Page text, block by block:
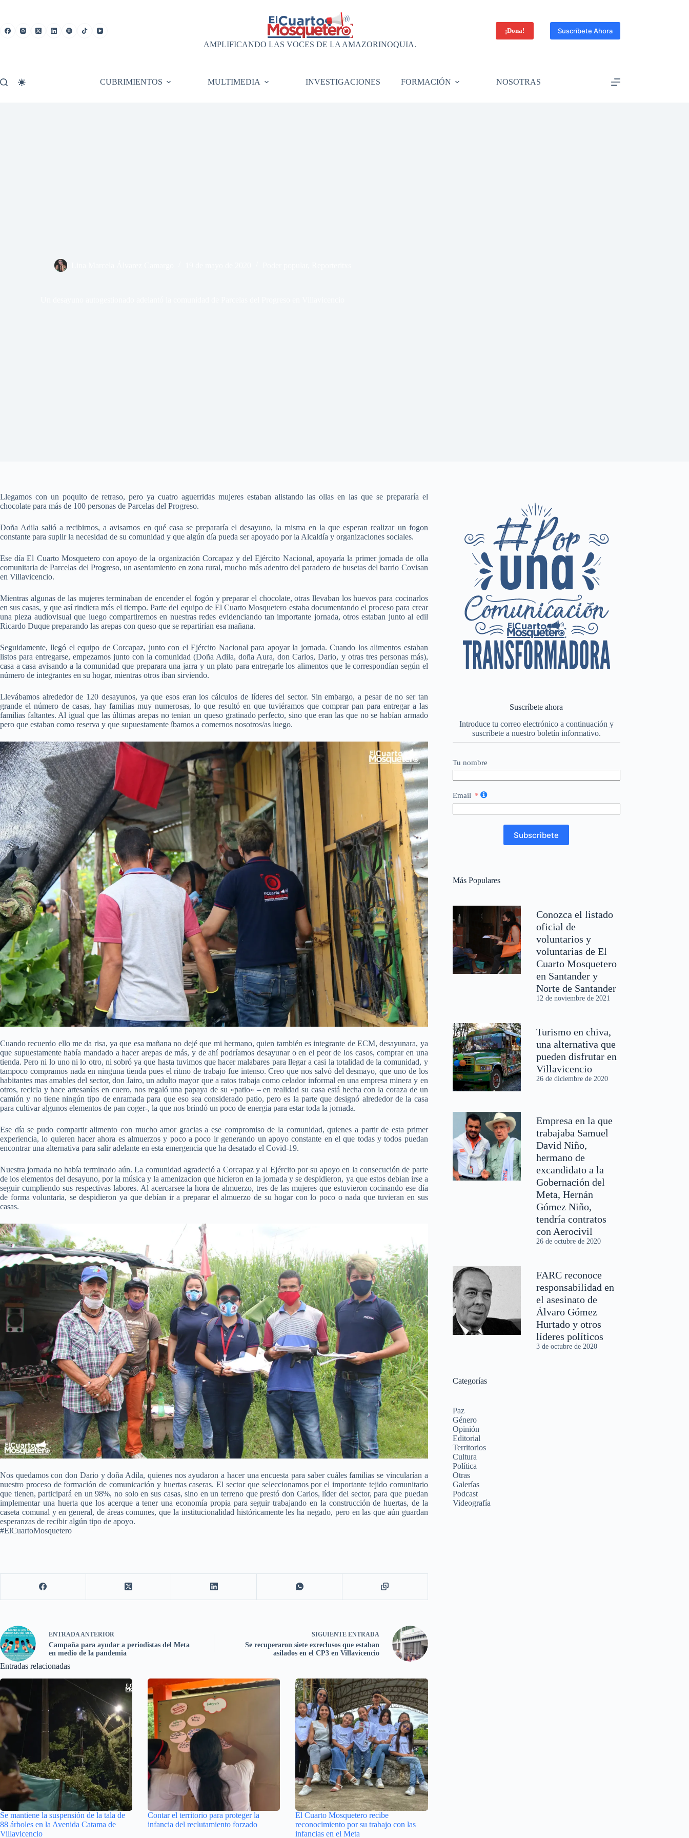
AMPLIFICANDO LAS VOCES DE LA AMAZORINOQUIA.
¡Dona! Suscríbete Ahora
CUBRIMIENTOS MULTIMEDIA INVESTIGACIONES FORMACIÓN NOSOTRAS
Llegamos con un poquito de retraso, pero ya cuatro aguerridas mujeres estaban alistando las ollas en las que se prepararía el
chocolate para más de 100 personas de Parcelas del Progreso.
Doña Adila salió a recibirnos, a avisarnos en qué casa se prepararía el desayuno, la misma en la que esperan realizar un fogon
constante para suplir la necesidad de su comunidad y que algún día pueda ser apoyado por la Alcaldía y organizaciones sociales.
Ese día El Cuarto Mosquetero con apoyo de la organización Corcapaz y del Ejército Nacional, apoyaría la primer jornada de olla
comunitaria de Parcelas del Progreso, un asentamiento en zona rural, mucho más adentro del paradero de busetas del barrio Covisan
en Villavicencio.
Mientras algunas de las mujeres terminaban de encender el fogón y preparar el chocolate, otras llevaban los huevos para cocinarlos
en sus casas, y que así rindiera más el tiempo. Parte del equipo de El Cuarto Mosquetero estaba documentando el proceso para crear
una pieza audiovisual que luego compartiremos en nuestras redes evidenciando tan importante jornada, otros estaban junto al edil
Ricardo Duque preparando las arepas con queso que se repartirían esa mañana.
Seguidamente, llegó el equipo de Corcapaz, junto con el Ejército Nacional para apoyar la jornada. Cuando los alimentos estaban
listos para entregarse, empezamos junto con la comunidad (Doña Adila, doña Aura, don Carlos, Dario, y otras tres personas más),
casa a casa avisando a la comunidad que preparara una jarra y un plato para entregarle los alimentos que le correspondían según el
número de integrantes en su hogar, mientras otros iban sirviendo.
Llevábamos alrededor de 120 desayunos, ya que esos eran los cálculos de líderes del sector. Sin embargo, a pesar de no ser tan
grande el número de casas, hay familias muy numerosas, lo que resultó en que tuviéramos que comprar pan para entregar a las
familias faltantes. Al igual que las últimas arepas no tenian un queso gratinado perfecto, sino que eran las que no se habían armado
pero que estaban como reserva y que supuestamente íbamos a comernos nosotros/as luego.
Cuando recuerdo ello me da risa, ya que esa mañana no dejé que mi hermano, quien también es integrante de ECM, desayunara, ya
que supuestamente había mandado a hacer arepas de más, y de ahí podríamos desayunar o en el peor de los casos, comprar en una
tienda. Pero ni lo uno ni lo otro, ni sobró ya que hasta tuvimos que hacer malabares para llegar a casi la totalidad de la comunidad, y
tampoco compramos nada en ninguna tienda pues el ritmo de trabajo fue intenso. Creo que nos salvó del desmayo, que uno de los
habitantes mas amables del sector, don Jairo, un adulto mayor que a ratos trabaja como celador informal en una empresa minera y en
otros, recicla y hace artesanías en cuero, nos regaló una papaya de su «patio» – en realidad su casa está hecha con la coraza de un
camión y no tiene ningún tipo de enramada para que eso sea considerado patio, pero es la parte que designó alrededor de la casa
para cultivar algunos elementos de pan coger-, la que nos brindó un poco de energia para estar toda la jornada.
Ese día se pudo compartir alimento con mucho amor gracias a ese compromiso de la comunidad, quienes a partir de esta primer
experiencia, lo quieren hacer ahora es almuerzos y poco a poco ir generando un apoyo constante en el que todas y todos puedan
encontrar una alternativa para salir adelante en esta emergencia que ha desatado el Covid-19.
Nuestra jornada no había terminado aún. La comunidad agradeció a Corcapaz y al Ejército por su apoyo en la consecución de parte
de los elementos del desayuno, por la música y la amenizacion que hicieron en la jornada y se despidieron, ya que estos debian irse a
seguir cumpliendo sus respectivas labores. Al acercarsee la hora de almuerzo, tres de las mujeres que estuvieron cocinando ese día
de forma voluntaria, se despidieron ya que debían ir a preparar el almuerzo de su hogar con lo poco o nada que tuvieran en sus
casas.
Nos quedamos con don Dario y doña Adila, quienes nos ayudaron a hacer una encuesta para saber cuáles familias se vincularían a
nuestro proceso de formación de comunicación y huertas caseras. El sector que seleccionamos por el importante tejido comunitario
que tienen, participará en un 98%, no solo en sus casas, sino en un terreno que prestó don Carlos, líder del sector, para que puedan
implementar una huerta que los acerque a tener una economía propia para seguir trabajando en la construcción de huertas, de la
caseta comunal y en general, de áreas comunes, que la institucionalidad históricamente les ha negado, pero en las que aún guardan
esperanzas de recibir algún tipo de apoyo.
#ElCuartoMosquetero
ENTRADAANTERIOR
Campaña para ayudar a periodistas del Meta
en medio de la pandemia
SIGUIENTE ENTRADA
Se recuperaron siete exreclusos que estaban
asilados en el CP3 en Villavicencio
Entradas relacionadas
Se mantiene la suspensión de la tala de
88 árboles en la Avenida Catama de
Villavicencio
Contar el territorio para proteger la
infancia del reclutamiento forzado
El Cuarto Mosquetero recibe
reconocimiento por su trabajo con las
infancias en el Meta
Suscríbete ahora
Introduce tu correo electrónico a continuación y
suscríbete a nuestro boletín informativo.
Tu nombre
Email
Subscribete
Más Populares
Conozca el listado
oficial de
voluntarios y
voluntarias de El
Cuarto Mosquetero
en Santander y
Norte de Santander
12 de noviembre de 2021
Turismo en chiva,
una alternativa que
pueden disfrutar en
Villavicencio
26 de diciembre de 2020
Empresa en la que
trabajaba Samuel
David Niño,
hermano de
excandidato a la
Gobernación del
Meta, Hernán
Gómez Niño,
tendría contratos
con Aerocivil
26 de octubre de 2020
FARC reconoce
responsabilidad en
el asesinato de
Álvaro Gómez
Hurtado y otros
líderes políticos
3 de octubre de 2020
Categorías
Paz
Género
Opinión
Editorial
Territorios
Cultura
Política
Otras
Galerías
Podcast
Videografía